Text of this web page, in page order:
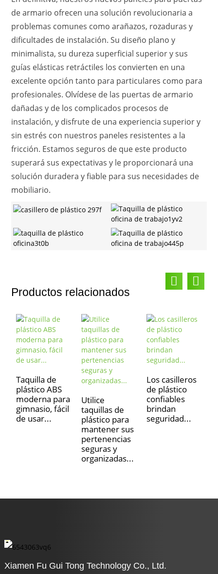
de armario ofrecen una solución revolucionaria a
problemas comunes como arañazos, rozaduras y
dificultades de instalación. Su diseño plano y
minimalista, su dureza superficial superior y sus
guías elásticas retráctiles los convierten en una
excelente opción tanto para particulares como para
profesionales. Olvídese de las puertas de armario
dañadas y de los complicados procesos de
instalación, y disfrute de una experiencia superior y
sin estrés con nuestros paneles resistentes a la
fricción. Estamos seguros de que este producto
superará sus expectativas y le proporcionará una
solución duradera y fiable para sus necesidades de
mobiliario.
Productos relacionados
Taquilla de
plástico ABS
moderna para
gimnasio, fácil
de usar...
Utilice
taquillas de
plástico para
mantener sus
pertenencias
seguras y
organizadas...
Los casilleros
de plástico
confiables
brindan
seguridad...
Xiamen Fu Gui Tong Technology Co., Ltd.